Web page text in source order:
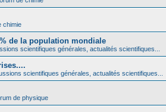
chimie
de la population mondiale
scientifiques générales, actualités scientifiques...
scientifiques générales, actualités scientifiques...
de physique